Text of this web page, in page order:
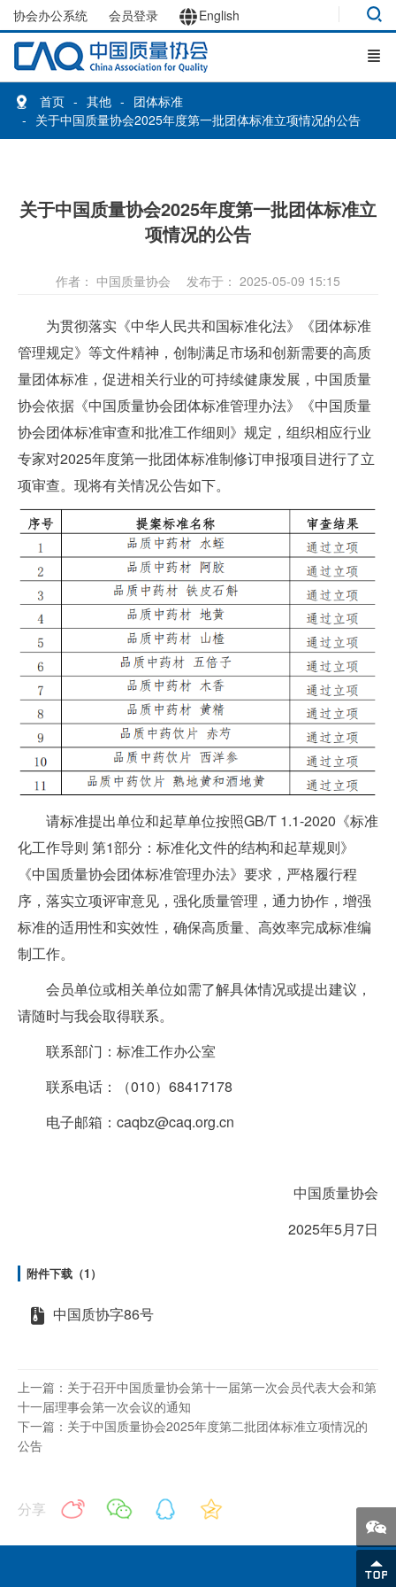
协会办公系统 会员登录 English
首页 其他
团体标准
关于中国质量协会2025年度第一批团体标准立项情况的公告
关于中国质量协会2025年度第一批团体标准立
项情况的公告
作者： 中国质量协会 发布于： 2025-05-09 15:15
为贯彻落实《中华人民共和国标准化法》《团体标准
管理规定》等文件精神，创制满足市场和创新需要的高质
量团体标准，促进相关行业的可持续健康发展，中国质量
协会依据《中国质量协会团体标准管理办法》《中国质量
协会团体标准审查和批准工作细则》规定，组织相应行业
专家对2025年度第一批团体标准制修订申报项目进行了立
项审查。现将有关情况公告如下。
请标准提出单位和起草单位按照GB/T 1.1-2020《标准
化工作导则 第1部分：标准化文件的结构和起草规则》
《中国质量协会团体标准管理办法》要求，严格履行程
序，落实立项评审意见，强化质量管理，通力协作，增强
标准的适用性和实效性，确保高质量、高效率完成标准编
制工作。
会员单位或相关单位如需了解具体情况或提出建议，
请随时与我会取得联系。
联系部门：标准工作办公室
联系电话：（010）68417178
电子邮箱：caqbz@caq.org.cn
中国质量协会
2025年5月7日
附件下载（1）
中国质协字86号
上一篇：关于召开中国质量协会第十一届第一次会员代表大会和第
十一届理事会第一次会议的通知
下一篇：关于中国质量协会2025年度第二批团体标准立项情况的
公告
分享